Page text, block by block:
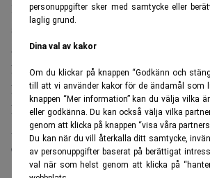
personuppgifter sker med samtycke eller
laglig grund.
Dina val av kakor
Om du klickar på knappen “Godkänn och
till att vi använder kakor för de ändamål som
knappen “Mer information” kan du välja vilka
eller godkänna. Du kan också välja vilka
genom att klicka på knappen “visa våra
Du kan när du vill återkalla ditt samtycke,
av personuppgifter baserat på berättigat
val när som helst genom att klicka på
Koncernledningen har fått i uppdrag
skapa förutsättningar för en utdelning
aktier i Solid Försäkring till aktieägarna
kallad Lex Asea-utdelning.
Eventuellt beslut om utdelning av
Försäkring fattas av Resurs Holdings
ABG Sundal Collier har utsetts till Sole
Coordinator & Bookrunner i samband